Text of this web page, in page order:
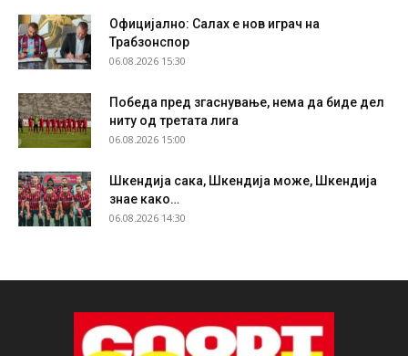
Официјално: Салах е нов играч на
Трабзонспор
06.08.2026 15:30
Победа пред згаснување, нема да биде дел
ниту од третата лига
06.08.2026 15:00
Шкендија сака, Шкендија може, Шкендија
знае како…
06.08.2026 14:30